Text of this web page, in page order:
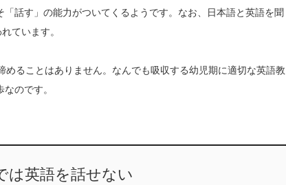
話す」の能力がついてくるようです。なお、日本語と英語を聞
ています。
めることはありません。なんでも吸収する幼児期に適切な英語教
のです。
は英語を話せない